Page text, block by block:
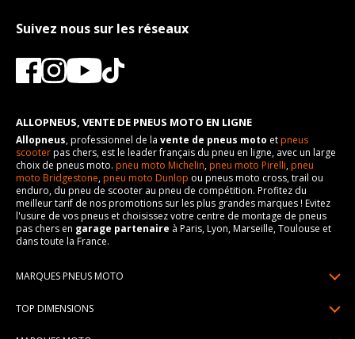
Suivez nous sur les réseaux
ALLOPNEUS, VENTE DE PNEUS MOTO EN LIGNE
Allopneus, professionnel de la vente de pneus moto etpneus
scooterpas chers, est le leader français du pneu en ligne, avec un large
choix de pneus moto. pneu moto Michelin,pneu moto Pirelli,pneu
moto Bridgestone,pneu moto Dunlop ou pneus moto cross, trail ou
enduro, du pneu de scooter au pneu de compétition. Profitez du
meilleur tarif de nos promotions sur les plus grandes marques ! Evitez
l'usure de vos pneus et choisissez votre centre de montage de pneus
pas chers en garage partenaire à Paris, Lyon, Marseille, Toulouse et
dans toute la France.
MARQUES PNEUS MOTO
TOP DIMENSIONS